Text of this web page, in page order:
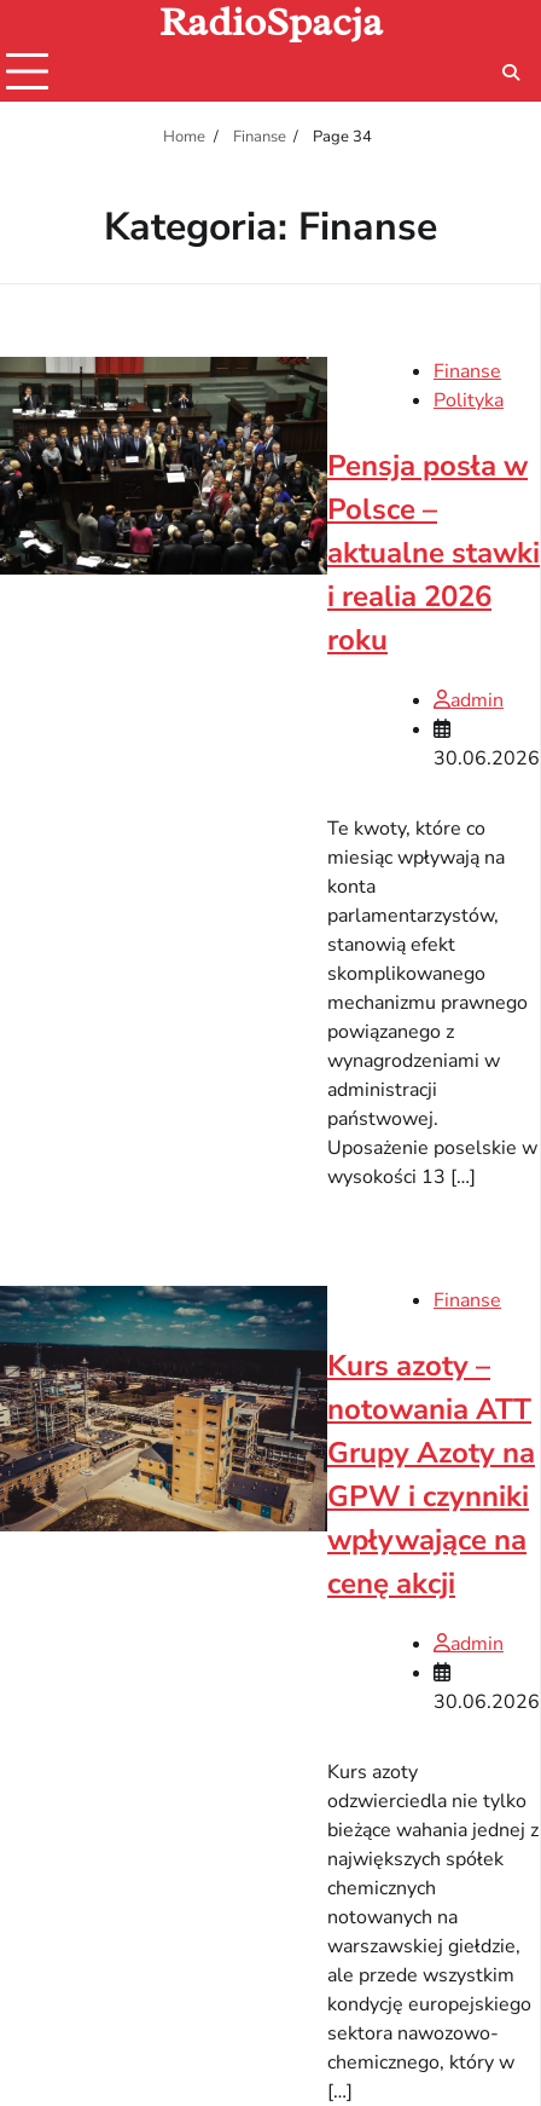
content
RadioSpacja
Home Finanse Page 34
Kategoria: Finanse
Finanse
Polityka
Pensja posła w
Polsce –
aktualne stawki
i realia 2026
roku
admin
30.06.2026
Te kwoty, które co
miesiąc wpływają na
konta
parlamentarzystów,
stanowią efekt
skomplikowanego
mechanizmu prawnego
powiązanego z
wynagrodzeniami w
administracji
państwowej.
Uposażenie poselskie w
wysokości 13 […]
Finanse
Kurs azoty –
notowania ATT
Grupy Azoty na
GPW i czynniki
wpływające na
cenę akcji
admin
30.06.2026
Kurs azoty
odzwierciedla nie tylko
bieżące wahania jednej z
największych spółek
chemicznych
notowanych na
warszawskiej giełdzie,
ale przede wszystkim
kondycję europejskiego
sektora nawozowo-
chemicznego, który w
[…]